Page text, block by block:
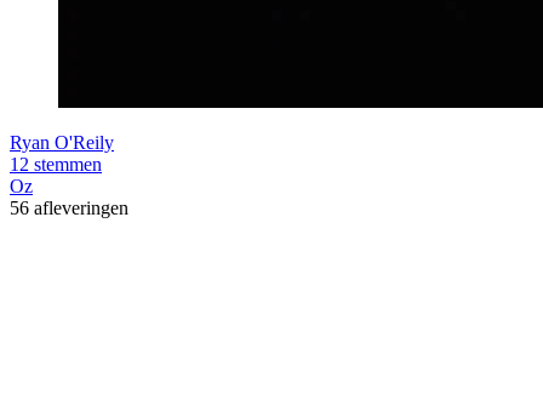
Ryan O'Reily
12 stemmen
Oz
56 afleveringen